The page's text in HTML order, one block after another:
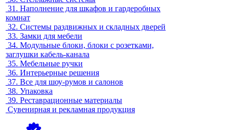
31. Наполнение для шкафов и гардеробных
комнат
32. Системы раздвижных и складных дверей
33. Замки для мебели
34. Модульные блоки, блоки с розетками,
заглушки кабель-канала
35. Мебельные ручки
36. Интерьерные решения
37. Все для шоу-румов и салонов
38. Упаковка
39. Реставрационные материалы
Сувенирная и рекламная продукция